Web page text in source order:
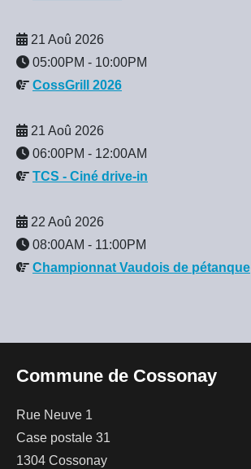
21 Aoû 2026
05:00PM - 10:00PM
CossGrill 2026
21 Aoû 2026
06:00PM - 12:00AM
TCS - Ciné drive-in
22 Aoû 2026
08:00AM - 11:00PM
Championnat Vaudois de pétanque
Commune de Cossonay
Rue Neuve 1
Case postale 31
1304 Cossonay